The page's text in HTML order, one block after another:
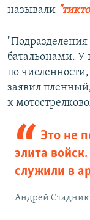
называли
батальонами. У
по
заявил
к
Это не
элита
служили в
Андрей Стадник